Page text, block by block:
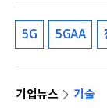
5G 5GAA
기업뉴스
기술